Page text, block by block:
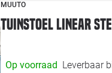
MUUTO
Tuinstoel Linear
Op voorraad Leverbaar